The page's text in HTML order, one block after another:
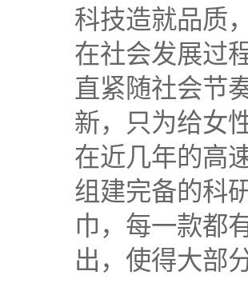
科技造就品质
在社会发展过
直紧随社会节
新，只为给女
在近几年的高
组建完备的科
巾，每一款都
出，使得大部